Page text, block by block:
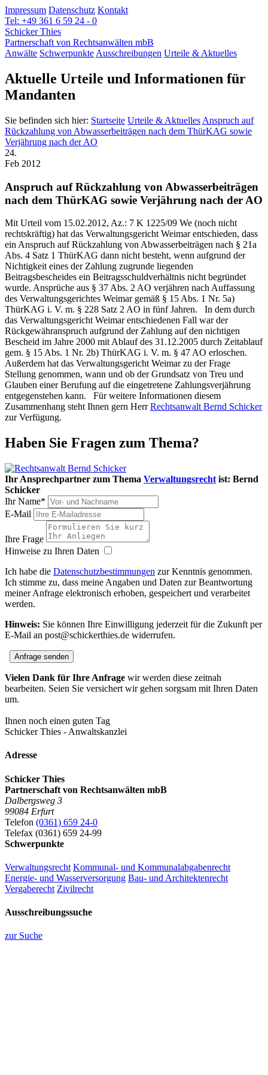
Impressum Datenschutz Kontakt
Tel: +49 361 6 59 24 - 0
Schicker Thies
Partnerschaft von Rechtsanwälten mbB
Anwälte Schwerpunkte Ausschreibungen Urteile & Aktuelles
Aktuelle Urteile und Informationen für
Mandanten
Sie befinden sich hier: Startseite Urteile & Aktuelles Anspruch auf
Rückzahlung von Abwasserbeiträgen nach dem ThürKAG sowie
Verjährung nach der AO
24.
Feb 2012
Anspruch auf Rückzahlung von Abwasserbeiträgen
nach dem ThürKAG sowie Verjährung nach der AO
Mit Urteil vom 15.02.2012, Az.: 7 K 1225/09 We (noch nicht
rechtskräftig) hat das Verwaltungsgericht Weimar entschieden, dass
ein Anspruch auf Rückzahlung von Abwasserbeiträgen nach § 21a
Abs. 4 Satz 1 ThürKAG dann nicht besteht, wenn aufgrund der
Nichtigkeit eines der Zahlung zugrunde liegenden
Beitragsbescheides ein Beitragsschuldverhältnis nicht begründet
wurde. Ansprüche aus § 37 Abs. 2 AO verjähren nach Auffassung
des Verwaltungsgerichtes Weimar gemäß § 15 Abs. 1 Nr. 5a)
ThürKAG i. V. m. § 228 Satz 2 AO in fünf Jahren. In dem durch
das Verwaltungsgericht Weimar entschiedenen Fall war der
Rückgewähranspruch aufgrund der Zahlung auf den nichtigen
Bescheid im Jahre 2000 mit Ablauf des 31.12.2005 durch Zeitablauf
gem. § 15 Abs. 1 Nr. 2b) ThürKAG i. V. m. § 47 AO erloschen.
Außerdem hat das Verwaltungsgericht Weimar zu der Frage
Stellung genommen, wann und ob der Grundsatz von Treu und
Glauben einer Berufung auf die eingetretene Zahlungsverjährung
entgegenstehen kann. Für weitere Informationen diesem
Zusammenhang steht Ihnen gern HerrRechtsanwalt Bernd Schicker
zur Verfügung.
Haben Sie Fragen zum Thema?
Ihr Ansprechpartner zum Thema Verwaltungsrecht ist: Bernd
Schicker
Ihr Name*
E-Mail
Ihre Frage
Hinweise zu Ihren Daten
Ich habe die Datenschutzbestimmungen zur Kenntnis genommen.
Ich stimme zu, dass meine Angaben und Daten zur Beantwortung
meiner Anfrage elektronisch erhoben, gespeichert und verarbeitet
werden.
Hinweis: Sie können Ihre Einwilligung jederzeit für die Zukunft per
E-Mail an post@schickerthies.de widerrufen.
Anfrage senden
Vielen Dank für Ihre Anfrage wir werden diese zeitnah
bearbeiten. Seien Sie versichert wir gehen sorgsam mit Ihren Daten
um.
Ihnen noch einen guten Tag
Schicker Thies - Anwaltskanzlei
Adresse
Schicker Thies
Partnerschaft von Rechtsanwälten mbB
Dalbergsweg 3
99084 Erfurt
Telefon (0361) 659 24-0
Telefax (0361) 659 24-99
Schwerpunkte
Verwaltungsrecht Kommunal- und Kommunalabgabenrecht
Energie- und Wasserversorgung Bau- und Architektenrecht
Vergaberecht Zivilrecht
Ausschreibungssuche
zur Suche